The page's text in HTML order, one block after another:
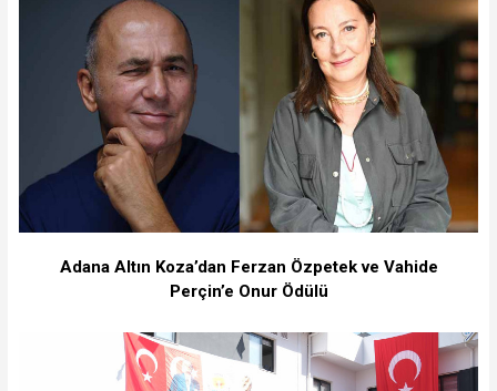
Adana Altın Koza’dan Ferzan Özpetek ve Vahide
Perçin’e Onur Ödülü